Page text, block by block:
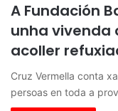
A Fundación
unha vivenda
acoller
Cruz Vermella conta
persoas en toda a